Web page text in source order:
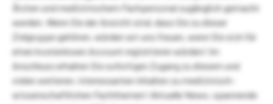
Ärzten und medizinischem Fachpersonal zugänglich gemacht
werden. Wenn Sie der Ansicht sind, dass Sie zu dieser
Zielgruppe gehören, würden wir uns freuen, wenn Sie sich für
einen kostenlosen Account registrieren würden! Im
Anschluss erhalten Sie sofortigen Zugang zu diesem und
vielen weiteren, interessanten Inhalten zu medizinisch-
wissenschaftlichen Fachthemen! Aktuelle News, spannende